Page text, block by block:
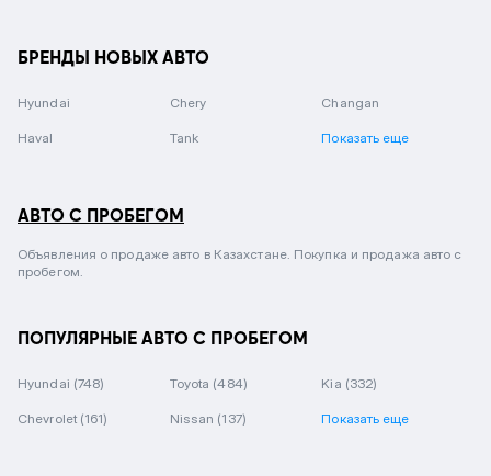
БРЕНДЫ НОВЫХ АВТО
Hyundai Chery Changan
Haval Tank Показать еще
АВТО С ПРОБЕГОМ
Объявления о продаже авто в Казахстане. Покупка и продажа авто с
пробегом.
ПОПУЛЯРНЫЕ АВТО С ПРОБЕГОМ
Hyundai (748) Toyota (484) Kia (332)
Chevrolet (161) Nissan (137) Показать еще